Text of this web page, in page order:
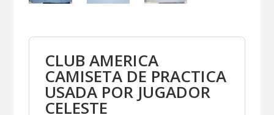
CLUB AMERICA
CAMISETA DE PRACTICA
USADA POR JUGADOR
CELESTE